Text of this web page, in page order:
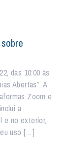
das 10:00 às
Abertas”. A
Zoom e
a
e no exterior,
uso […]